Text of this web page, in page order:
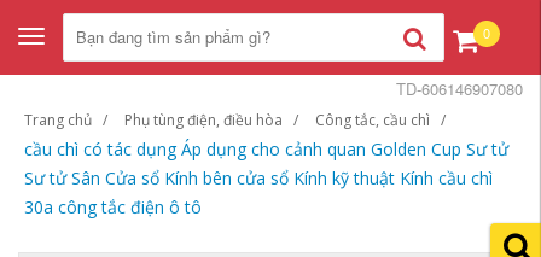
Toggle
navigation
0
Trang chủ Phụ tùng điện, điều hòa Công tắc, cầu chì
cầu chì có tác dụng Áp dụng cho cảnh quan Golden Cup Sư tử
Sư tử Sân Cửa sổ Kính bên cửa sổ Kính kỹ thuật Kính cầu chì
30a công tắc điện ô tô
TD-606146907080